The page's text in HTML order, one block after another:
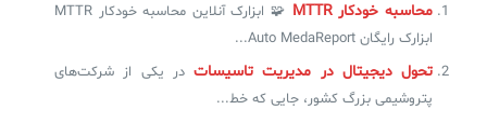
محاسبه خودکار MTTR
🧩 ابزارک آنلاین محاسبه خودکار MTTR
ابزارک رایگان Auto MedaReport...
تحول دیجیتال در مدیریت تاسیسات در یکی از شرکت‌های
پتروشیمی بزرگ کشور، جایی که خط...
سلف سرویس کاربران
سامانه مدیریت دارایی‌ها [Asset Explorer]
سامانه مدیریت پشتیبانی مشتریان